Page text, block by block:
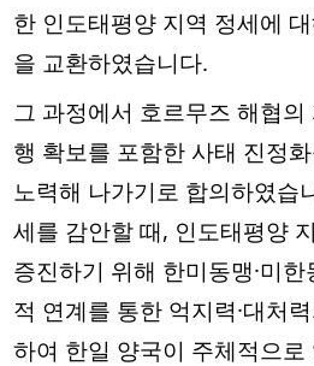
한 인도태평양 지역 정세에
을 교환하였습니다.
그 과정에서 호르무즈 해협
행 확보를 포함한 사태 진정
노력해 나가기로 합의하였습
세를 감안할 때, 인도태평양
증진하기 위해 한미동맹·미
적 연계를 통한 억지력·대처
하여 한일 양국이 주체적으